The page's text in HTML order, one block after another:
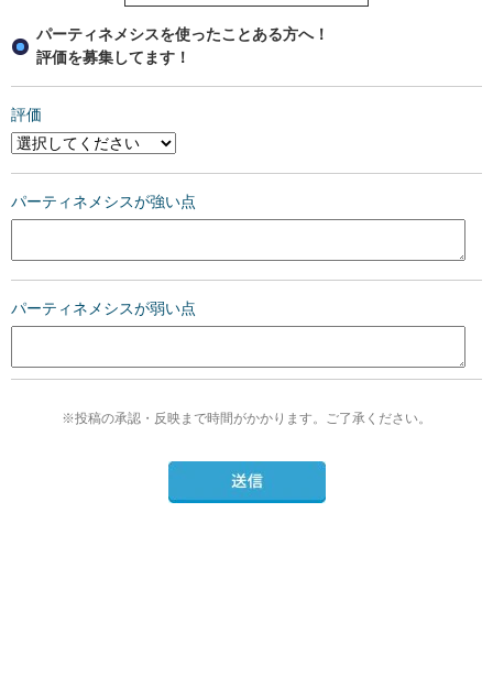
パーティネメシスを使ったことある方へ！
評価を募集してます！
評価
パーティネメシスが強い点
パーティネメシスが弱い点
※投稿の承認・反映まで時間がかかります。ご了承ください。